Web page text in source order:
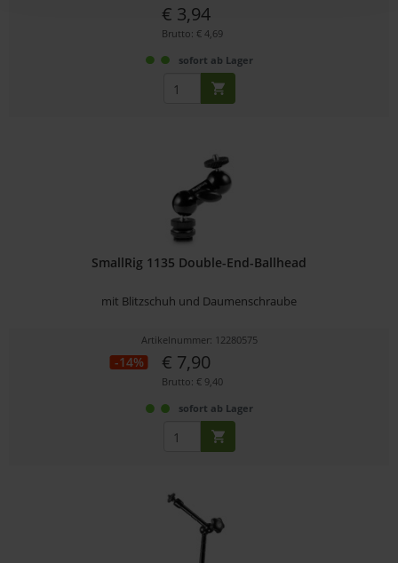
€ 3,94
Brutto: € 4,69
sofort ab Lager
SmallRig 1135 Double-End-Ballhead
mit Blitzschuh und Daumenschraube
Artikelnummer: 12280575
-14% € 7,90
Brutto: € 9,40
sofort ab Lager